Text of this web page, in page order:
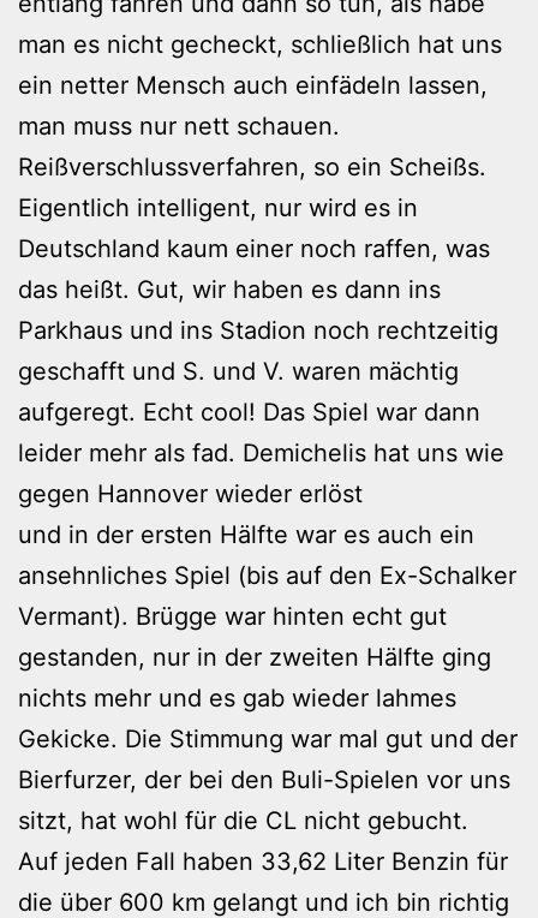
man es nicht gecheckt, schließlich hat uns
ein netter Mensch auch einfädeln lassen,
man muss nur nett schauen.
Reißverschlussverfahren, so ein Scheißs.
Eigentlich intelligent, nur wird es in
Deutschland kaum einer noch raffen, was
das heißt. Gut, wir haben es dann ins
Parkhaus und ins Stadion noch rechtzeitig
geschafft und S. und V. waren mächtig
aufgeregt. Echt cool! Das Spiel war dann
leider mehr als fad. Demichelis hat uns wie
gegen Hannover wieder erlöst
und in der ersten Hälfte war es auch ein
ansehnliches Spiel (bis auf den Ex-Schalker
Vermant). Brügge war hinten echt gut
gestanden, nur in der zweiten Hälfte ging
nichts mehr und es gab wieder lahmes
Gekicke. Die Stimmung war mal gut und der
Bierfurzer, der bei den Buli-Spielen vor uns
sitzt, hat wohl für die CL nicht gebucht.
Auf jeden Fall haben 33,62 Liter Benzin für
die über 600 km gelangt und ich bin richtig